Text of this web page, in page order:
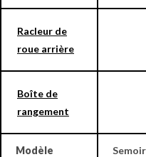
Racleur de
roue arrière
Boîte de
rangement
Modèle
Semoir